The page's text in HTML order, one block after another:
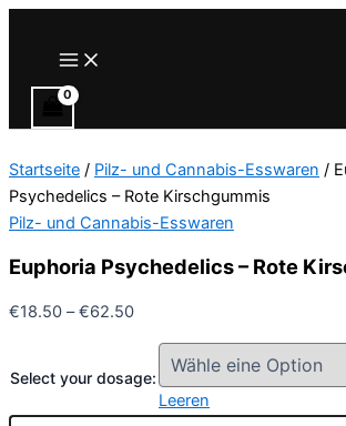
Main
Menu
Startseite / Pilz- und Cannabis-Esswaren /
Psychedelics – Rote Kirschgummis
Pilz- und Cannabis-Esswaren
Euphoria Psychedelics – Rote
€18.50 –€62.50Preisspanne:
€62.50
Select your dosage:
Leeren